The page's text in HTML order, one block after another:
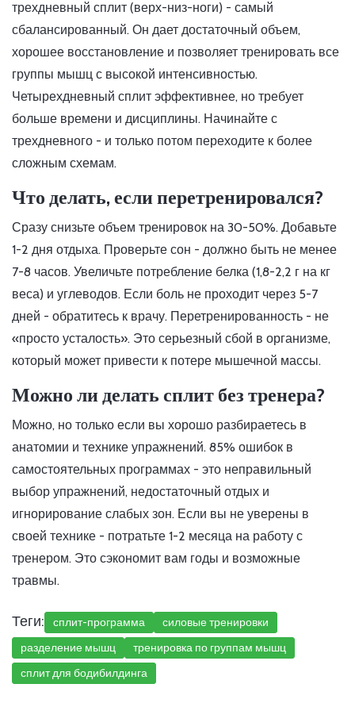
трехдневный сплит (верх-низ-ноги) - самый
сбалансированный. Он дает достаточный объем,
хорошее восстановление и позволяет тренировать все
группы мышц с высокой интенсивностью.
Четырехдневный сплит эффективнее, но требует
больше времени и дисциплины. Начинайте с
трехдневного - и только потом переходите к более
сложным схемам.
Что делать, если перетренировался?
Сразу снизьте объем тренировок на 30-50%. Добавьте
1-2 дня отдыха. Проверьте сон - должно быть не менее
7-8 часов. Увеличьте потребление белка (1,8-2,2 г на кг
веса) и углеводов. Если боль не проходит через 5-7
дней - обратитесь к врачу. Перетренированность - не
«просто усталость». Это серьезный сбой в организме,
который может привести к потере мышечной массы.
Можно ли делать сплит без тренера?
Можно, но только если вы хорошо разбираетесь в
анатомии и технике упражнений. 85% ошибок в
самостоятельных программах - это неправильный
выбор упражнений, недостаточный отдых и
игнорирование слабых зон. Если вы не уверены в
своей технике - потратьте 1-2 месяца на работу с
тренером. Это сэкономит вам годы и возможные
травмы.
Теги: сплит-программа
силовые тренировки
разделение мышц
тренировка по группам мышц
сплит для бодибилдинга